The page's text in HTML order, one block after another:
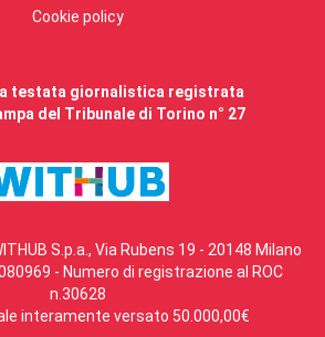
Cookie policy
testata giornalistica registrata
del Tribunale di Torino n° 27
S.p.a., Via Rubens 19 - 20148 Milano
- Numero di registrazione al ROC
n.30628
interamente versato 50.000,00€